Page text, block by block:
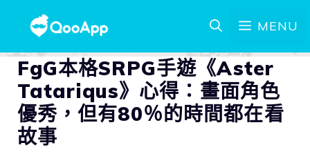
MENU
FgG本格SRPG手遊《Aster
Tatariqus》心得：畫面角色
優秀，但有80％的時間都在看
故事